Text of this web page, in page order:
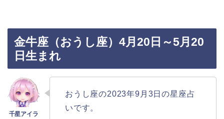
金牛座（おうし座）4月20日～5月20
日生まれ
おうし座の2023年9月3日の星座占
いです。